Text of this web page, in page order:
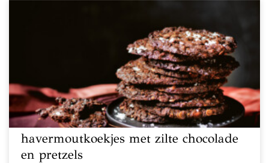
havermoutkoekjes met zilte chocolade
en pretzels